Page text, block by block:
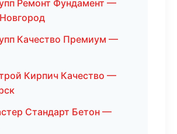
Ремонт Фундамент —
Качество Премиум —
Кирпич Качество —
Стандарт Бетон —